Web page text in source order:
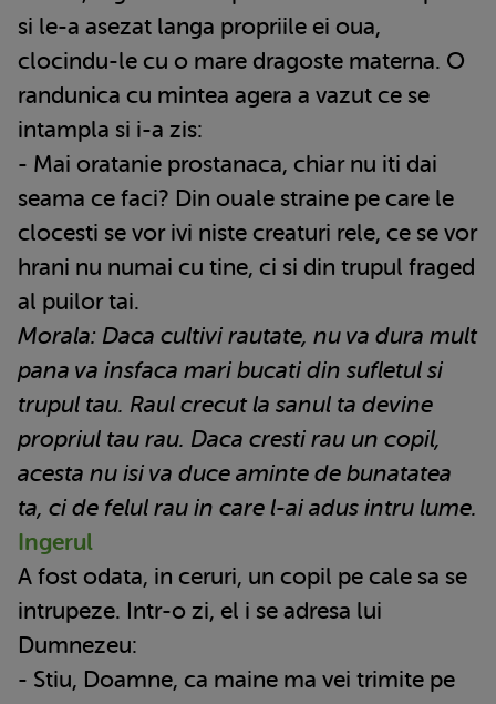
si le-a asezat langa propriile ei oua,
clocindu-le cu o mare dragoste materna. O
randunica cu mintea agera a vazut ce se
intampla si i-a zis:
- Mai oratanie prostanaca, chiar nu iti dai
seama ce faci? Din ouale straine pe care le
clocesti se vor ivi niste creaturi rele, ce se vor
hrani nu numai cu tine, ci si din trupul fraged
al puilor tai.
Morala: Daca cultivi rautate, nu va dura mult
pana va insfaca mari bucati din sufletul si
trupul tau. Raul crecut la sanul ta devine
propriul tau rau. Daca cresti rau un copil,
acesta nu isi va duce aminte de bunatatea
ta, ci de felul rau in care l-ai adus intru lume.
Ingerul
A fost odata, in ceruri, un copil pe cale sa se
intrupeze. Intr-o zi, el i se adresa lui
Dumnezeu:
- Stiu, Doamne, ca maine ma vei trimite pe